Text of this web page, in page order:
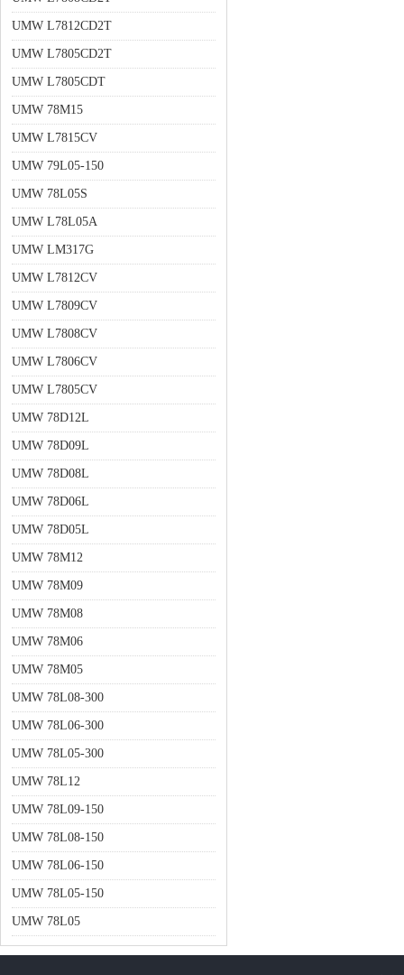
UMW L7812CD2T
UMW L7805CD2T
UMW L7805CDT
UMW 78M15
UMW L7815CV
UMW 79L05-150
UMW 78L05S
UMW L78L05A
UMW LM317G
UMW L7812CV
UMW L7809CV
UMW L7808CV
UMW L7806CV
UMW L7805CV
UMW 78D12L
UMW 78D09L
UMW 78D08L
UMW 78D06L
UMW 78D05L
UMW 78M12
UMW 78M09
UMW 78M08
UMW 78M06
UMW 78M05
UMW 78L08-300
UMW 78L06-300
UMW 78L05-300
UMW 78L12
UMW 78L09-150
UMW 78L08-150
UMW 78L06-150
UMW 78L05-150
UMW 78L05